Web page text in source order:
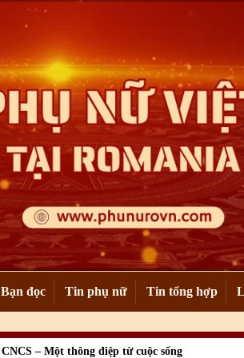
Bạn đọc Tin phụ nữ Tin tổng hợp
CNCS – Một thông điệp từ cuộc sống